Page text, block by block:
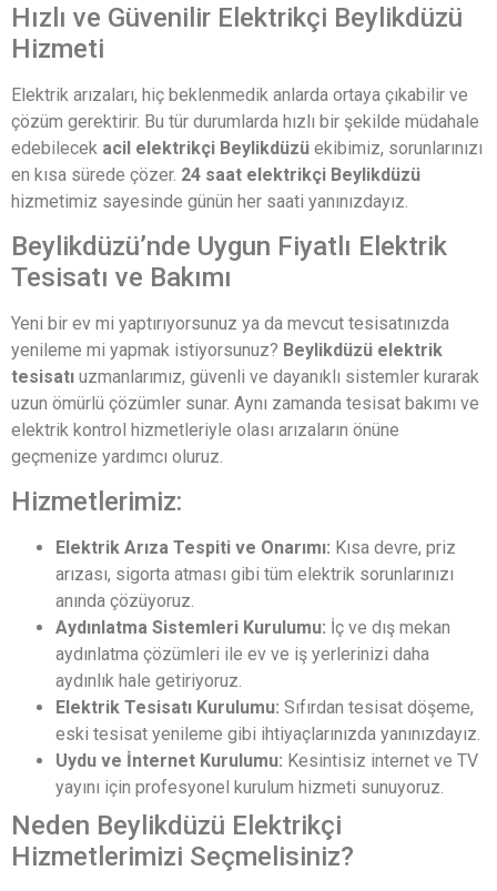
Hızlı ve Güvenilir Elektrikçi Beylikdüzü
Hizmeti
Elektrik arızaları, hiç beklenmedik anlarda ortaya çıkabilir ve
çözüm gerektirir. Bu tür durumlarda hızlı bir şekilde müdahale
edebilecek acil elektrikçi Beylikdüzü ekibimiz, sorunlarınızı
en kısa sürede çözer. 24 saat elektrikçi Beylikdüzü
hizmetimiz sayesinde günün her saati yanınızdayız.
Beylikdüzü’nde Uygun Fiyatlı Elektrik
Tesisatı ve Bakımı
Yeni bir ev mi yaptırıyorsunuz ya da mevcut tesisatınızda
yenileme mi yapmak istiyorsunuz? Beylikdüzü elektrik
tesisatı uzmanlarımız, güvenli ve dayanıklı sistemler kurarak
uzun ömürlü çözümler sunar. Aynı zamanda tesisat bakımı ve
elektrik kontrol hizmetleriyle olası arızaların önüne
geçmenize yardımcı oluruz.
Hizmetlerimiz:
Elektrik Arıza Tespiti ve Onarımı: Kısa devre, priz
arızası, sigorta atması gibi tüm elektrik sorunlarınızı
anında çözüyoruz.
Aydınlatma Sistemleri Kurulumu: İç ve dış mekan
aydınlatma çözümleri ile ev ve iş yerlerinizi daha
aydınlık hale getiriyoruz.
Elektrik Tesisatı Kurulumu: Sıfırdan tesisat döşeme,
eski tesisat yenileme gibi ihtiyaçlarınızda yanınızdayız.
Uydu ve İnternet Kurulumu: Kesintisiz internet ve TV
yayını için profesyonel kurulum hizmeti sunuyoruz.
Neden Beylikdüzü Elektrikçi
Hizmetlerimizi Seçmelisiniz?